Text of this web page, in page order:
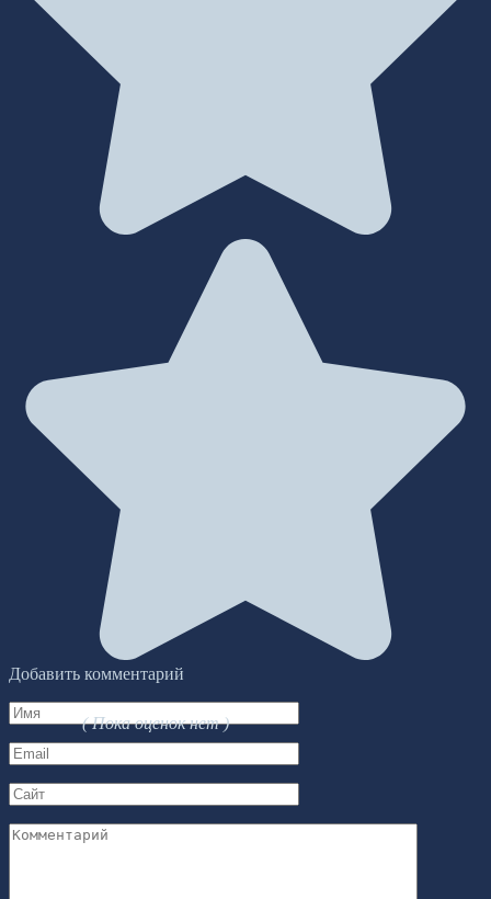
( Пока оценок нет )
Добавить комментарий
Имя
*
Email
*
Сайт
Комментарий